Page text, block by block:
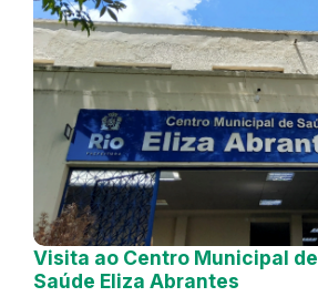
Visita ao Centro Municipal de
Saúde Eliza Abrantes